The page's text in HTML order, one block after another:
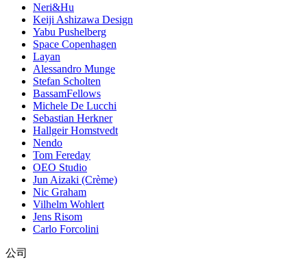
Neri&Hu
Keiji Ashizawa Design
Yabu Pushelberg
Space Copenhagen
Layan
Alessandro Munge
Stefan Scholten
BassamFellows
Michele De Lucchi
Sebastian Herkner
Hallgeir Homstvedt
Nendo
Tom Fereday
OEO Studio
Jun Aizaki (Crème)
Nic Graham
Vilhelm Wohlert
Jens Risom
Carlo Forcolini
公司